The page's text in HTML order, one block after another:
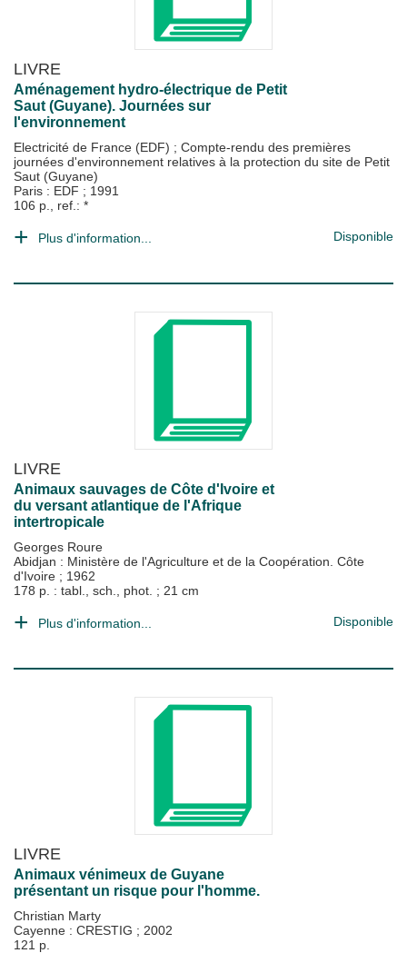
LIVRE
Aménagement hydro-électrique de Petit
Saut (Guyane). Journées sur
l'environnement
Electricité de France (EDF) ; Compte-rendu des premières
journées d'environnement relatives à la protection du site de Petit
Saut (Guyane)
Paris : EDF ; 1991
106 p., ref.: *
Plus d'information... Disponible
LIVRE
Animaux sauvages de Côte d'Ivoire et
du versant atlantique de l'Afrique
intertropicale
Georges Roure
Abidjan : Ministère de l'Agriculture et de la Coopération. Côte
d'Ivoire ; 1962
178 p. : tabl., sch., phot. ; 21 cm
Plus d'information... Disponible
LIVRE
Animaux vénimeux de Guyane
présentant un risque pour l'homme.
Christian Marty
Cayenne : CRESTIG ; 2002
121 p.